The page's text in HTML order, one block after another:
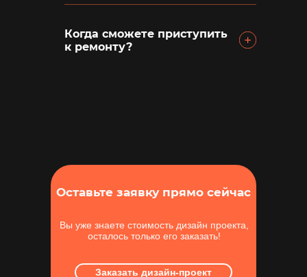
Когда сможете приступить
к ремонту?
Вы уже знаете стоимость дизайн проекта,
осталось только его заказать!
Оставьте заявку прямо сейчас
Заказать дизайн-проект